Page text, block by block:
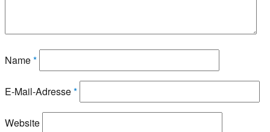
Name*
E-Mail-Adresse*
Website